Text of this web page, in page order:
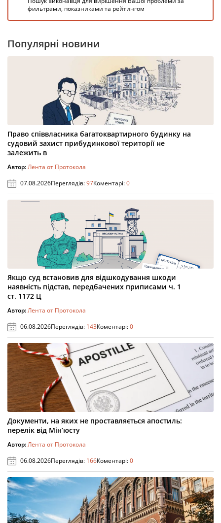
фильтрами, показниками та рейтингом
Популярні новини
Право співвласника багатоквартирного будинку на
судовий захист прибудинкової території не
залежить в
Автор:Лента от Протокола
07.08.2026Переглядів:97Коментарі:0
Якщо суд встановив для відшкодування шкоди
наявність підстав, передбачених приписами ч. 1
ст. 1172 Ц
Автор:Лента от Протокола
06.08.2026Переглядів: 143Коментарі:0
Документи, на яких не проставляється апостиль:
перелік від Мін’юсту
Автор:Лента от Протокола
06.08.2026Переглядів: 166Коментарі:0